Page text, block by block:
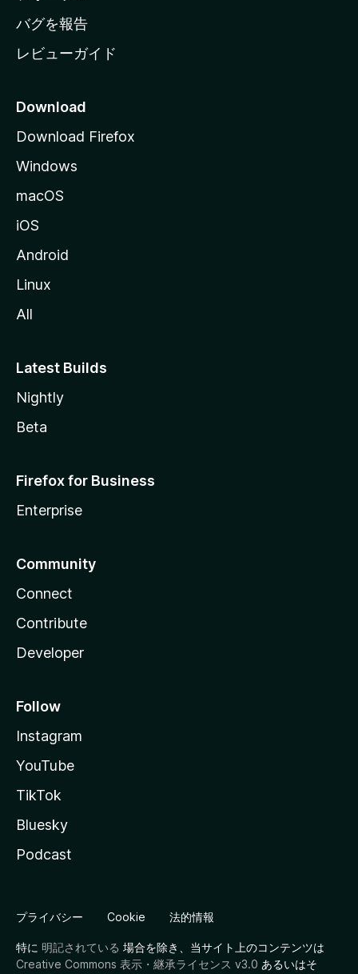
へ
バグを報告
レビューガイド
Download
Download Firefox
Windows
macOS
iOS
Android
Linux
All
Latest Builds
Nightly
Beta
Firefox for Business
Enterprise
Community
Connect
Contribute
Developer
Follow
Instagram
YouTube
TikTok
Bluesky
Podcast
プライバシー Cookie 法的情報
特に 明記されている 場合を除き、当サイト上のコンテンツは
Creative Commons 表示・継承ライセンス v3.0 あるいはそ